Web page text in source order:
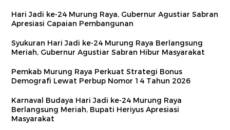
Hari Jadi ke-24 Murung Raya, Gubernur Agustiar Sabran
Apresiasi Capaian Pembangunan
Syukuran Hari Jadi ke-24 Murung Raya Berlangsung
Meriah, Gubernur Agustiar Sabran Hibur Masyarakat
Pemkab Murung Raya Perkuat Strategi Bonus
Demografi Lewat Perbup Nomor 14 Tahun 2026
Karnaval Budaya Hari Jadi ke-24 Murung Raya
Berlangsung Meriah, Bupati Heriyus Apresiasi
Masyarakat